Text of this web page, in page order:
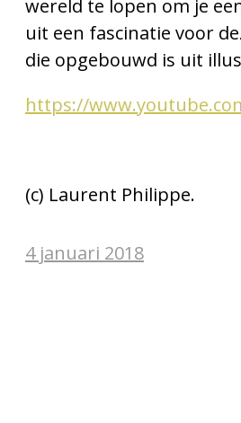
wereld te lopen om je
uit een fascinatie voor
die opgebouwd is uit
https://
(c) Laurent Philippe.
4 januari 2018